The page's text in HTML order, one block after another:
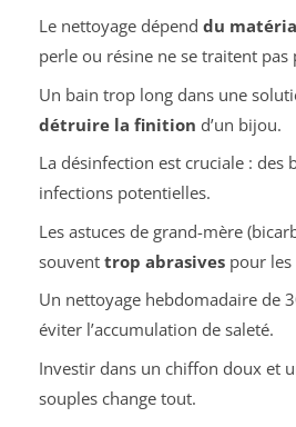
Le nettoyage dépend du
perle ou résine ne se traitent pas
Un bain trop long dans une
détruire la finition d’un bijou.
La désinfection est cruciale : des
infections potentielles.
Les astuces de grand-mère
souvent trop abrasivespour les
Un nettoyage hebdomadaire de
éviter l’accumulation de saleté.
Investir dans un chiffon doux et
souples change tout.